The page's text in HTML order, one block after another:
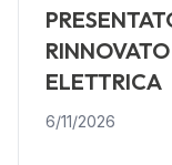
ELETTRICA
6/11/2026